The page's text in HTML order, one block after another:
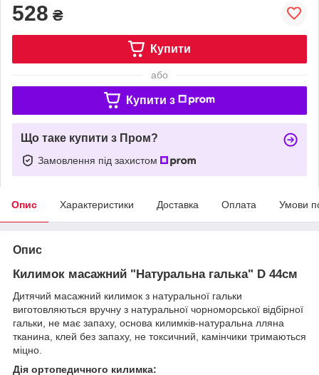
528 ₴
Купити
або
Купити з
Що таке купити з Пром?
Замовлення під захистом
Опис Характеристики Доставка Оплата Умови
Опис
Килимок масажний "Натуральна галька" D 44см
Дитячий масажний килимок з натуральної гальки
виготовляються вручну з натуральної чорноморської відбірної
гальки, не має запаху, основа килимків-натуральна лляна
тканина, клей без запаху, не токсичний, камінчики тримаються
міцно.
Дія ортопедичного килимка: